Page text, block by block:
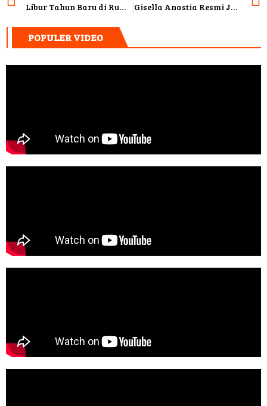
Libur Tahun Baru di Rumah Aja, Mpok Alpa Gagal Ajak Anaknya Naik Pesawat Gisella Anastia Resmi Jadi Tersangka Kasus Video Syur Mirip Dirinya
POPULER VIDEO